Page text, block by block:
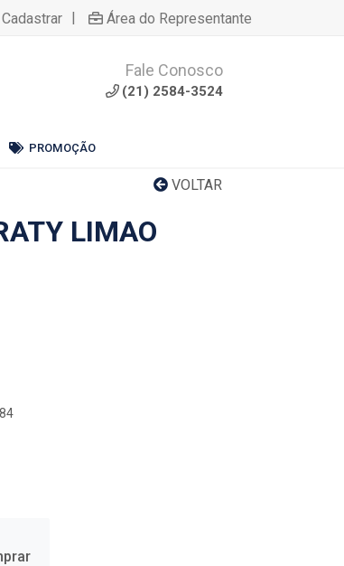
| Área do Representante
Fale Conosco
(21) 2584-3524
PROMOÇÃO
VOLTAR
LIMAO